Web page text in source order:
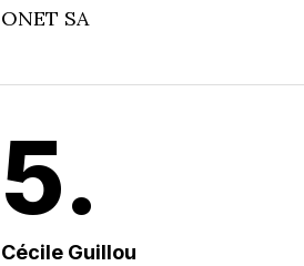
ONET SA
5.
Cécile Guillou